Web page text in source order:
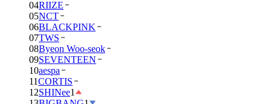
04RIIZE
05NCT
06BLACKPINK
07TWS
08Byeon Woo-seok
09SEVENTEEN
10aespa
11CORTIS
12SHINee1